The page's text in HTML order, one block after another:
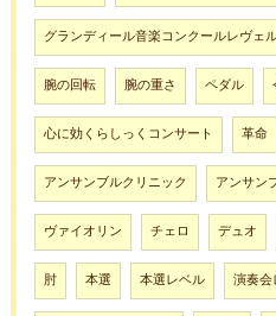
グランディール音楽コンクールレヴェ
腕の回転 腕の重さ ペダル
心に効くらしっくコンサート 革命
アンサンブルクリニック アンサン
ヴァイオリン チェロ デュオ
肘 本選 本選レベル 演奏